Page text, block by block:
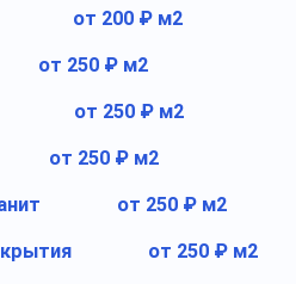
от 200 ₽ м2
от 250 ₽ м2
от 250 ₽ м2
от 250 ₽ м2
от 250 ₽ м2
от 250 ₽ м2